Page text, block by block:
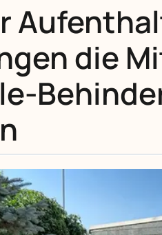
die